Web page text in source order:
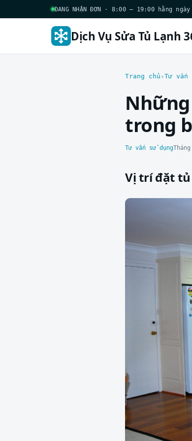
ĐANG NHẬN ĐƠN · 8:00 – 19:00 hằng ngày
Dịch Vụ Sửa Tủ Lạnh
Trang chủ Tư vấn
trong
Tư vấn sử dụng
Vị trí đặt tủ